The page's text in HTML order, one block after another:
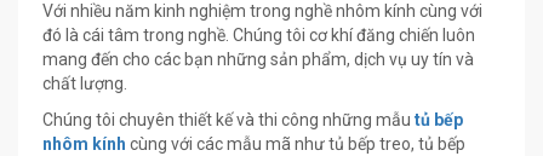
Với nhiều năm kinh nghiệm trong nghề nhôm kính cùng với
đó là cái tâm trong nghề. Chúng tôi cơ khí đăng chiến luôn
mang đến cho các bạn những sản phẩm, dịch vụ uy tín và
chất lượng.
Chúng tôi chuyên thiết kế và thi công những mẫu tủ bếp
nhôm kính cùng với các mẫu mã như tủ bếp treo, tủ bếp